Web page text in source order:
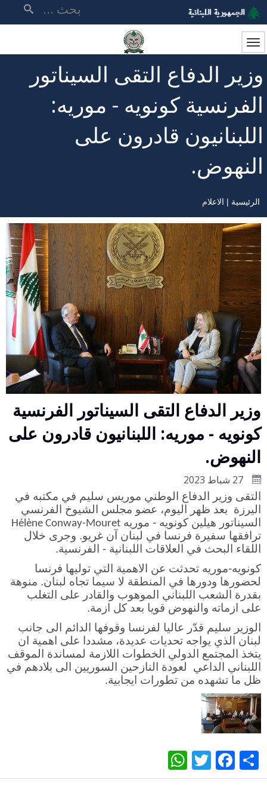
تجاوز
إلى
المحتوى
الرئيسي
وزير الدفاع التقى السيناتور
الفرنسية كونويه - موريه:
اللبنانيون قادرون على
النهوض.
مسار
التنقل
الرئيسية الاعلام
وزير الدفاع التقى السيناتور الفرنسية
كونويه - موريه: اللبنانيون قادرون على
النهوض.
التقى وزير الدفاع الوطني موريس سليم في مكتبه في
اليرزة بعد ظهر اليوم، عضو مجلس الشيوخ الفرنسي
السيناتور هيلين كونويه - موريه Hélène Conway-Mouret
ترافقها سفيرة فرنسا في لبنان آن غريو. وجرى خلال
اللقاء البحث في العلاقات اللبنانية - الفرنسية.
كونويه-موريه تحدثت عن الاهمية التي توليها فرنسا
لحضورها ودورها في المنطقة لا سيما تجاه لبنان. منوهة
بقدرة الشعب اللبناني الموهوب والقادر على التغلب
على ازماته والنهوض قويا بعد كل ازمة.
الوزير سليم قدّر عاليا لفرنسا وقوفها الدائم الى جانب
لبنان الذي يواجه تحديات عديدة، مشددا على اهمية ان
يتخذ المجتمع الدولي الخطوات اللازمة لمساندة الموقف
اللبناني الداعي لعودة النازحين السوريين الى بلادهم في
ظل ما تشهده من تطورات ايجابية.
Share
Facebook
Twitter